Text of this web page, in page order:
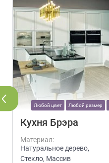
Любой цвет Любой размер
Кухня Брэра
Материал:
Натуральное дерево,
Стекло, Массив